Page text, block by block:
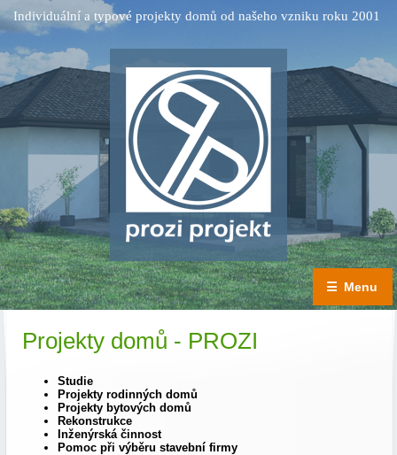
Individuální a typové projekty domů od našeho vzniku roku 2001
☰ Menu
Projekty domů - PROZI
Studie
Projekty rodinných domů
Projekty bytových domů
Rekonstrukce
Inženýrská činnost
Pomoc při výběru stavební firmy